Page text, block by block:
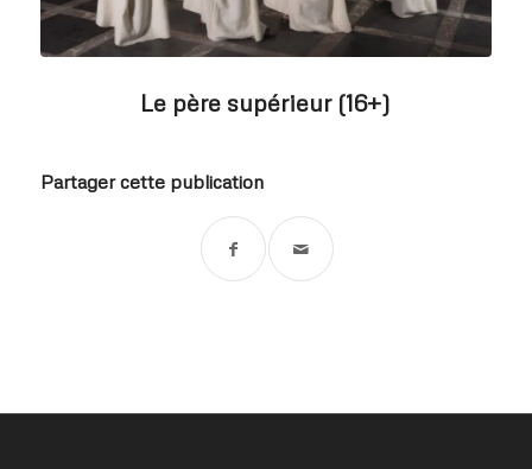
Le père supérieur (16+)
Partager cette publication